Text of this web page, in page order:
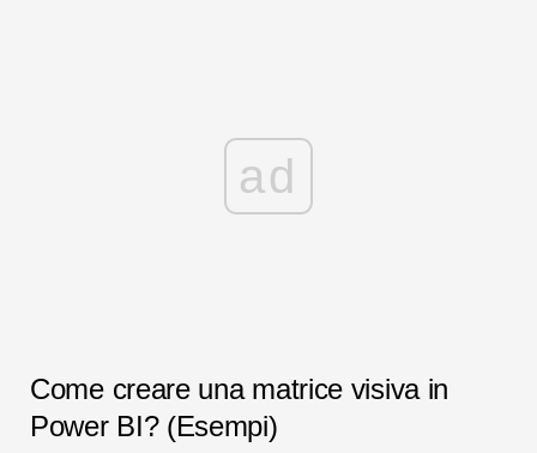
ad
Come creare una matrice visiva in
Power BI? (Esempi)